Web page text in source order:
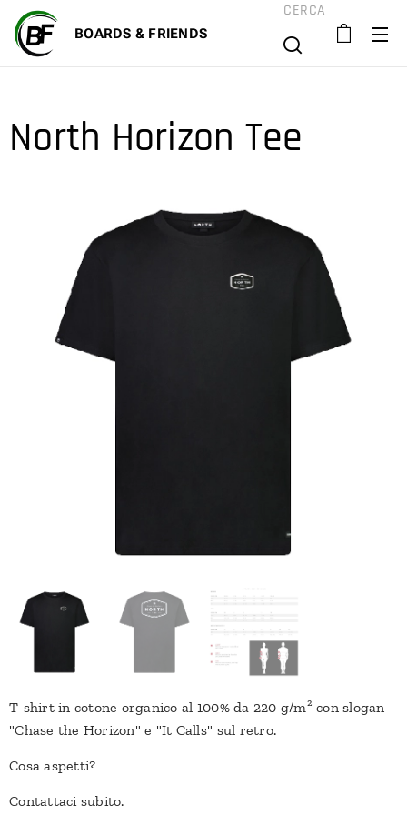
BOARDS & FRIENDS
CERCA
North Horizon Tee
T-shirt in cotone organico al 100% da 220 g/m² con slogan
"Chase the Horizon" e "It Calls" sul retro.
Cosa aspetti?
Contattaci subito.